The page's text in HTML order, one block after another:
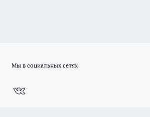
Мы в социальных сетях